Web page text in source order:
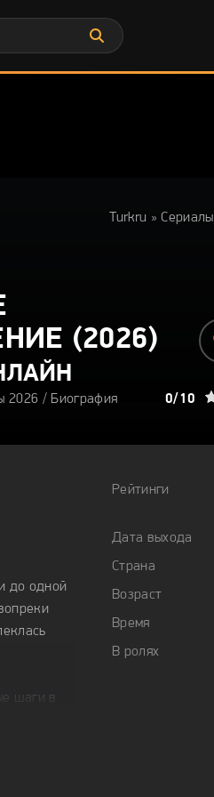
Turkru »Сериалы
(2026)
2026 / Биография 0/10
0 1 4 5 6 7
до одной
шаги в
Рейтинги
Дата выхода
Страна
Возраст
Время
В ролях